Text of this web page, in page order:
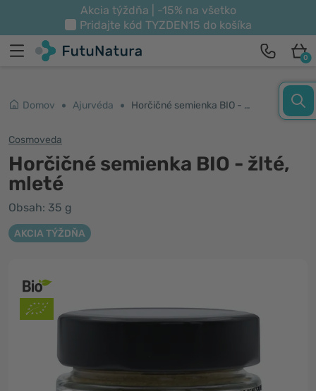
Akcia týždňa | -15% na všetko
Pridajte kód TYZDEN15 do košíka
0
Domov Ajurvéda Horčičné semienka BIO - žlté, mleté
Cosmoveda
Horčičné semienka BIO - žlté,
mleté
Obsah: 35 g
AKCIA TÝŽDŇA